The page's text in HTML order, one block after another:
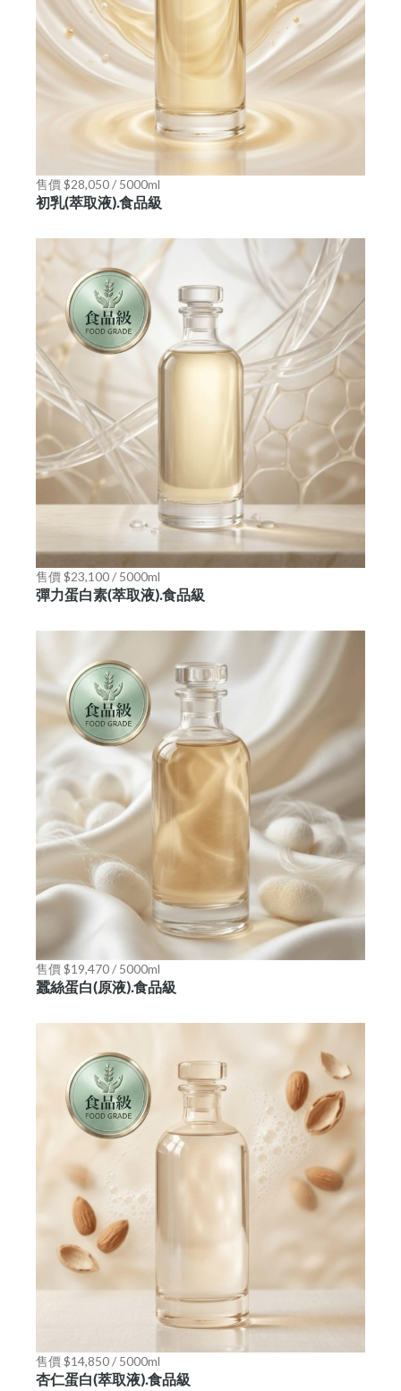
售價 $28,050 / 5000ml
初乳(萃取液).食品級
售價 $23,100 / 5000ml
彈力蛋白素(萃取液).食品級
售價 $19,470 / 5000ml
蠶絲蛋白(原液).食品級
售價 $14,850 / 5000ml
杏仁蛋白(萃取液).食品級